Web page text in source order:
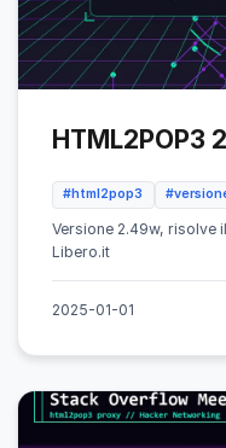
HTML2POP3
#html2pop3
Versione 2.49w, risolve
Libero.it
2025-01-01